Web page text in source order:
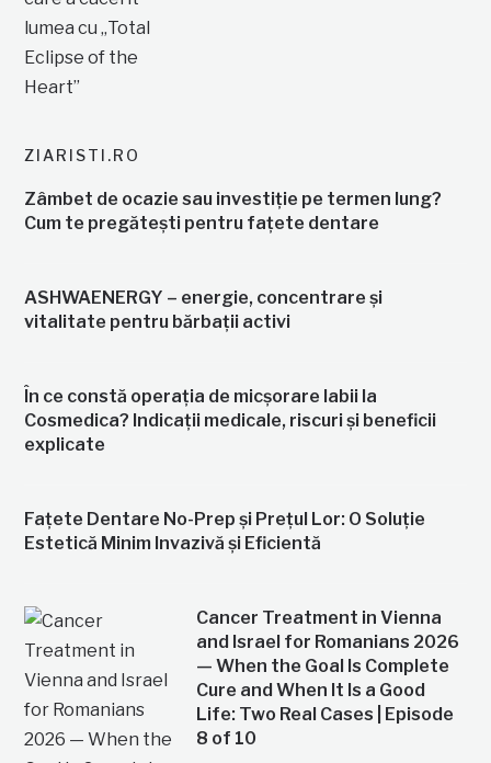
ZIARISTI.RO
Zâmbet de ocazie sau investiție pe termen lung?
Cum te pregătești pentru fațete dentare
ASHWAENERGY – energie, concentrare și
vitalitate pentru bărbații activi
În ce constă operația de micșorare labii la
Cosmedica? Indicații medicale, riscuri și beneficii
explicate
Fațete Dentare No-Prep și Prețul Lor: O Soluție
Estetică Minim Invazivă și Eficientă
Cancer Treatment in Vienna
and Israel for Romanians 2026
— When the Goal Is Complete
Cure and When It Is a Good
Life: Two Real Cases | Episode
8 of 10